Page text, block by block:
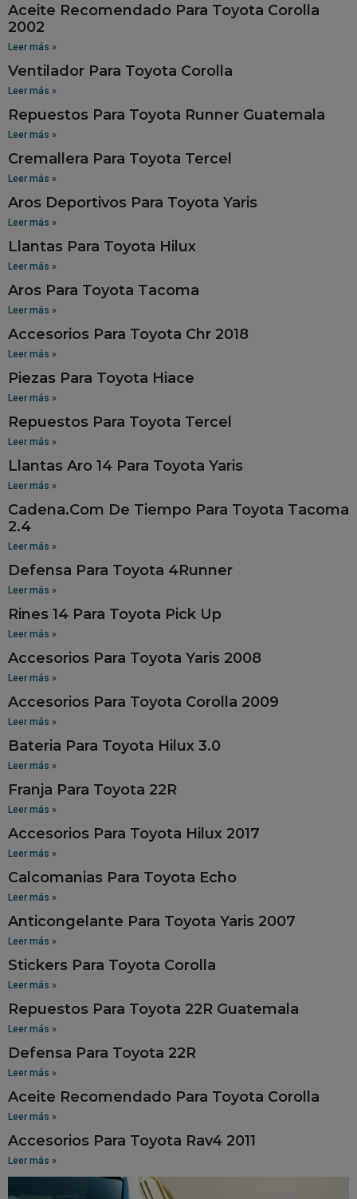
Aceite Recomendado Para Toyota Corolla
2002
Leer más »
Ventilador Para Toyota Corolla
Leer más »
Repuestos Para Toyota Runner Guatemala
Leer más »
Cremallera Para Toyota Tercel
Leer más »
Aros Deportivos Para Toyota Yaris
Leer más »
Llantas Para Toyota Hilux
Leer más »
Aros Para Toyota Tacoma
Leer más »
Accesorios Para Toyota Chr 2018
Leer más »
Piezas Para Toyota Hiace
Leer más »
Repuestos Para Toyota Tercel
Leer más »
Llantas Aro 14 Para Toyota Yaris
Leer más »
Cadena.Com De Tiempo Para Toyota Tacoma
2.4
Leer más »
Defensa Para Toyota 4Runner
Leer más »
Rines 14 Para Toyota Pick Up
Leer más »
Accesorios Para Toyota Yaris 2008
Leer más »
Accesorios Para Toyota Corolla 2009
Leer más »
Bateria Para Toyota Hilux 3.0
Leer más »
Franja Para Toyota 22R
Leer más »
Accesorios Para Toyota Hilux 2017
Leer más »
Calcomanias Para Toyota Echo
Leer más »
Anticongelante Para Toyota Yaris 2007
Leer más »
Stickers Para Toyota Corolla
Leer más »
Repuestos Para Toyota 22R Guatemala
Leer más »
Defensa Para Toyota 22R
Leer más »
Aceite Recomendado Para Toyota Corolla
Leer más »
Accesorios Para Toyota Rav4 2011
Leer más »